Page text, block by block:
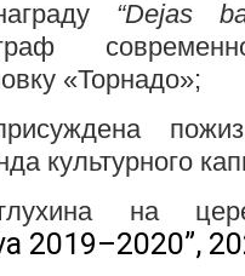
“Dejas
«Торнадо»;
культурного
на
2019–2020”,